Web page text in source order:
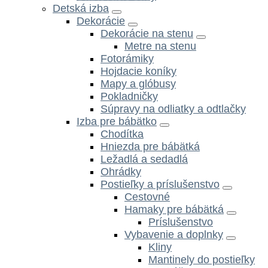
Detská izba
Dekorácie
Dekorácie na stenu
Metre na stenu
Fotorámiky
Hojdacie koníky
Mapy a glóbusy
Pokladničky
Súpravy na odliatky a odtlačky
Izba pre bábätko
Chodítka
Hniezda pre bábätká
Ležadlá a sedadlá
Ohrádky
Postieľky a príslušenstvo
Cestovné
Hamaky pre bábätká
Príslušenstvo
Vybavenie a doplnky
Kliny
Mantinely do postieľky